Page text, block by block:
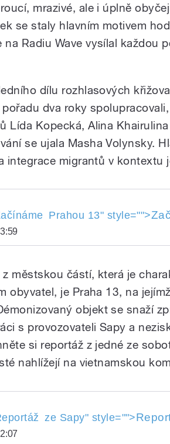
mrazivé, ale i úplně
se staly hlavním motivem
na Radiu Wave vysílal každou
dílu rozhlasových
dva roky
Lída Kopecká, Alina
se ujala Masha Volynsky.
integrace migrantů v kontextu
Prahou 13Prahou 13" style="">
městskou částí, která je
obyvatel, je Praha 13, na
objekt se snaží
s provozovateli Sapy a
si reportáž z jedné ze
nahlížejí na vietnamskou
Sapyze Sapy" style="">